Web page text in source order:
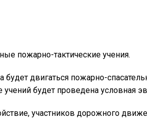
пожарно-тактические учения.
двигаться пожарно-
будет проведена условная
участников дорожного